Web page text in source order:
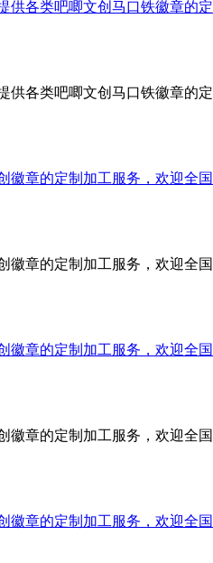
供各类吧唧文创马口铁徽章的
供各类吧唧文创马口铁徽章的
徽章的定制加工服务，欢迎全国
徽章的定制加工服务，欢迎全国
徽章的定制加工服务，欢迎全国
徽章的定制加工服务，欢迎全国
徽章的定制加工服务，欢迎全国